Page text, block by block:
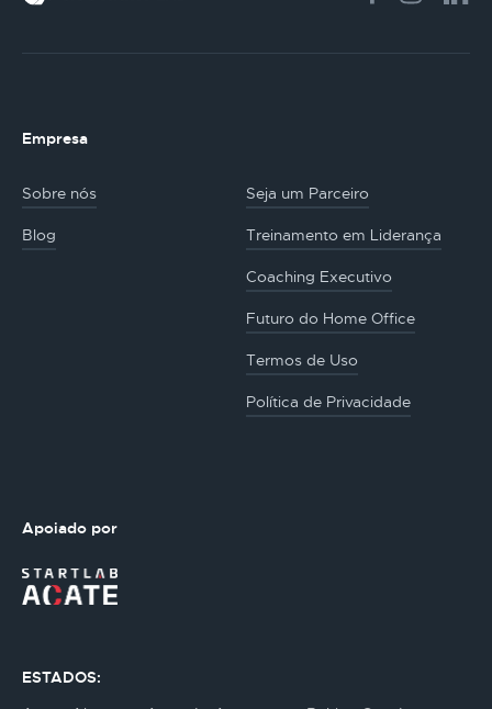
Empresa
Sobre nós Seja um Parceiro
Blog Treinamento em Liderança
Coaching Executivo
Futuro do Home Office
Termos de Uso
Política de Privacidade
Apoiado por
ESTADOS: